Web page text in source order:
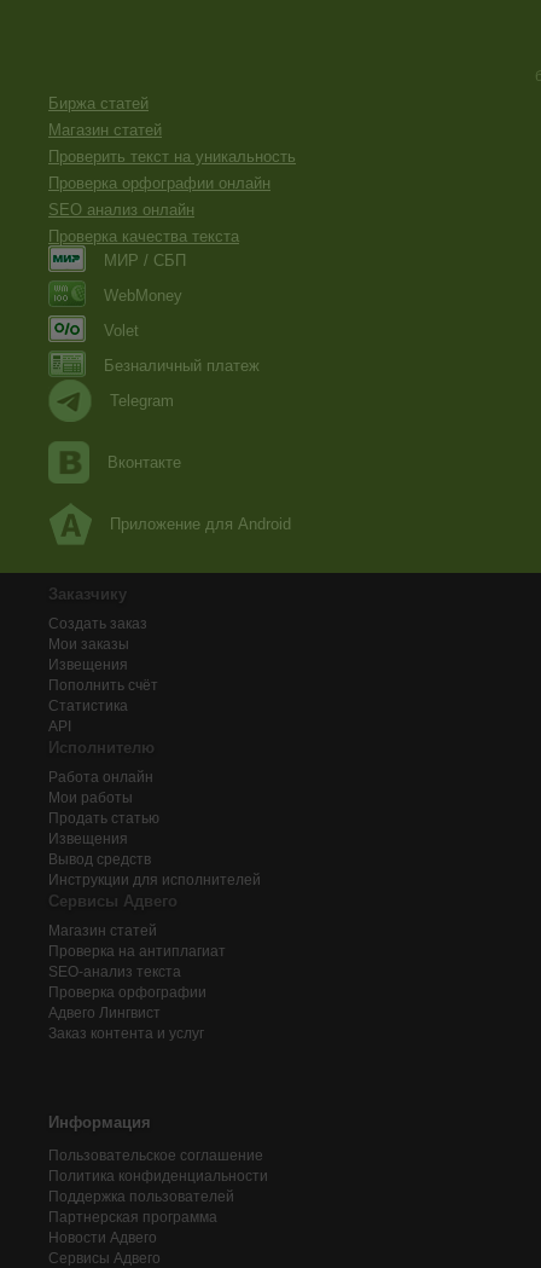
Биржа статей
Магазин статей
Проверить текст на уникальность
Проверка орфографии онлайн
SEO анализ онлайн
Проверка качества текста
МИР / СБП
WebMoney
Volet
Безналичный платеж
Telegram
Вконтакте
Приложение для Android
Заказчику
Создать заказ
Мои заказы
Извещения
Пополнить счёт
Статистика
API
Исполнителю
Работа онлайн
Мои работы
Продать статью
Извещения
Вывод средств
Инструкции для исполнителей
Сервисы Адвего
Магазин статей
Проверка на антиплагиат
SEO-анализ текста
Проверка орфографии
Адвего Лингвист
Заказ контента и услуг
Информация
Пользовательское соглашение
Политика конфиденциальности
Поддержка пользователей
Партнерская программа
Новости Адвего
Сервисы Адвего